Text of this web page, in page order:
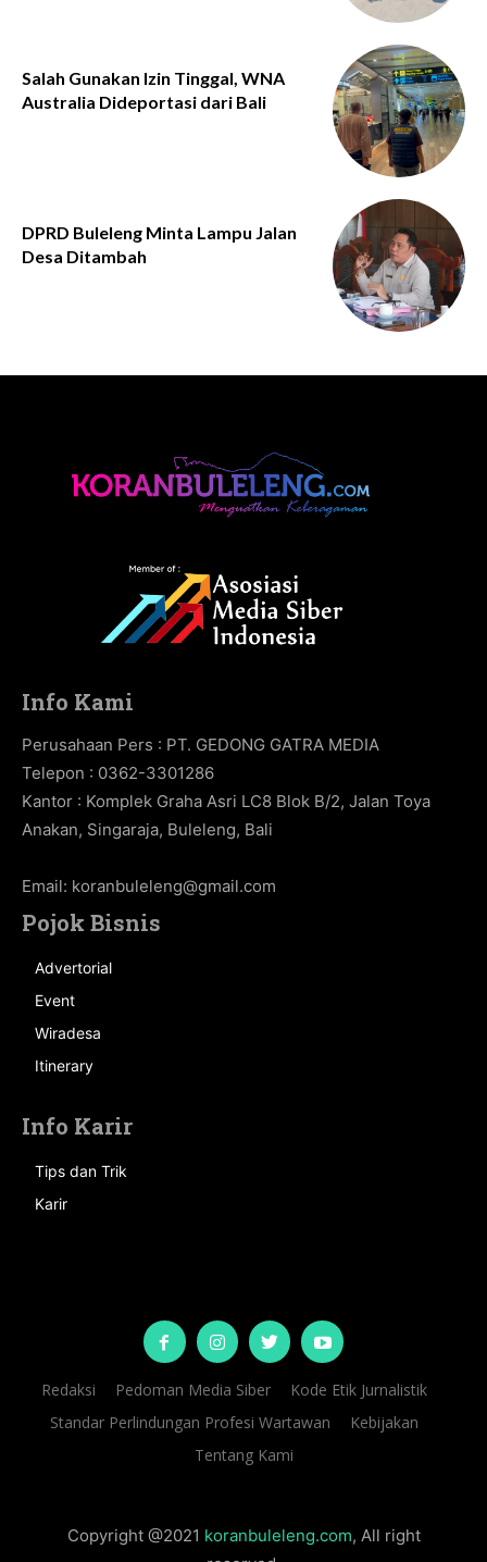
Salah Gunakan Izin Tinggal, WNA
Australia Dideportasi dari Bali
DPRD Buleleng Minta Lampu Jalan
Desa Ditambah
Info Kami
Perusahaan Pers : PT. GEDONG GATRA MEDIA
Telepon : 0362-3301286
Kantor : Komplek Graha Asri LC8 Blok B/2, Jalan Toya
Anakan, Singaraja, Buleleng, Bali
Email: koranbuleleng@gmail.com
Pojok Bisnis
Advertorial
Event
Wiradesa
Itinerary
Info Karir
Tips dan Trik
Karir
Redaksi Pedoman Media Siber
Kode Etik Jurnalistik
Standar Perlindungan Profesi Wartawan
Kebijakan
Tentang Kami
Copyright @2021 koranbuleleng.com, All right